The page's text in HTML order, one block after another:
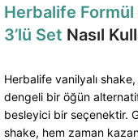
Herbalife Formül
3’lü Set Nasıl
Herbalife vanilyalı
dengeli bir öğün
besleyici bir seçenektir.
shake, hem zaman